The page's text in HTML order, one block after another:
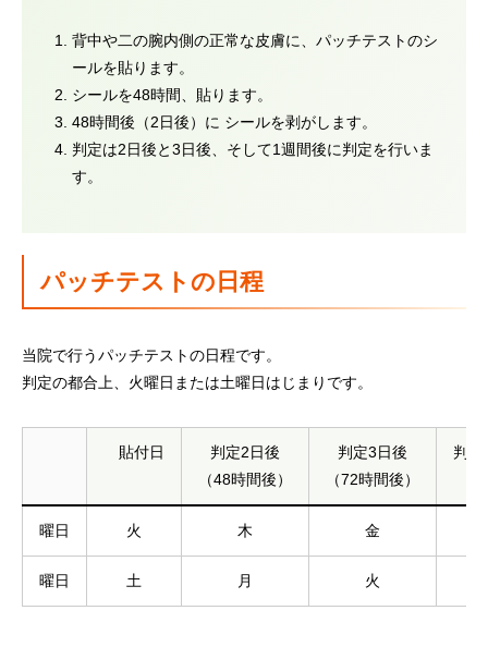
背中や二の腕内側の正常な皮膚に、パッチテストのシ
ールを貼ります。
シールを48時間、貼ります。
48時間後（2日後）に シールを剥がします。
判定は2日後と3日後、そして1週間後に判定を行いま
す。
パッチテストの日程
当院で行うパッチテストの日程です。
判定の都合上、火曜日または土曜日はじまりです。
貼付日
判定2日後
（48時間後）
判定3日後
（72時間後）
判定
曜日 火 木 金
曜日 土 月 火